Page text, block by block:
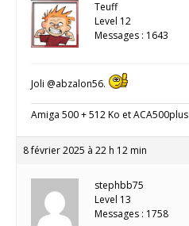
Teuff
Level 12
Messages : 1643
Joli @abzalon56.
Amiga 500 + 512 Ko et ACA500plus
8 février 2025 à 22 h 12 min
stephbb75
Level 13
Messages : 1758